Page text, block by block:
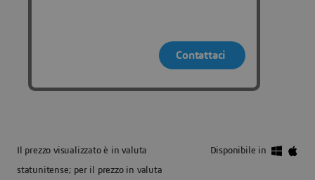
Contattaci
Il prezzo visualizzato è in valuta
statunitense; per il prezzo in valuta
Disponibile in